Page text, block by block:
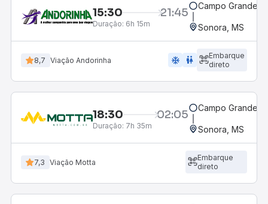
15:30 21:45
Duração: 6h 15m
Campo Grande,
Sonora, MS
8,7 Viação Andorinha ac_unit wc
Embarque
direto
18:30 02:05
Duração: 7h 35m
Campo Grande,
Sonora, MS
7,3 Viação Motta
Embarque
direto